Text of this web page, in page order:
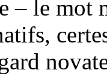
– le mot